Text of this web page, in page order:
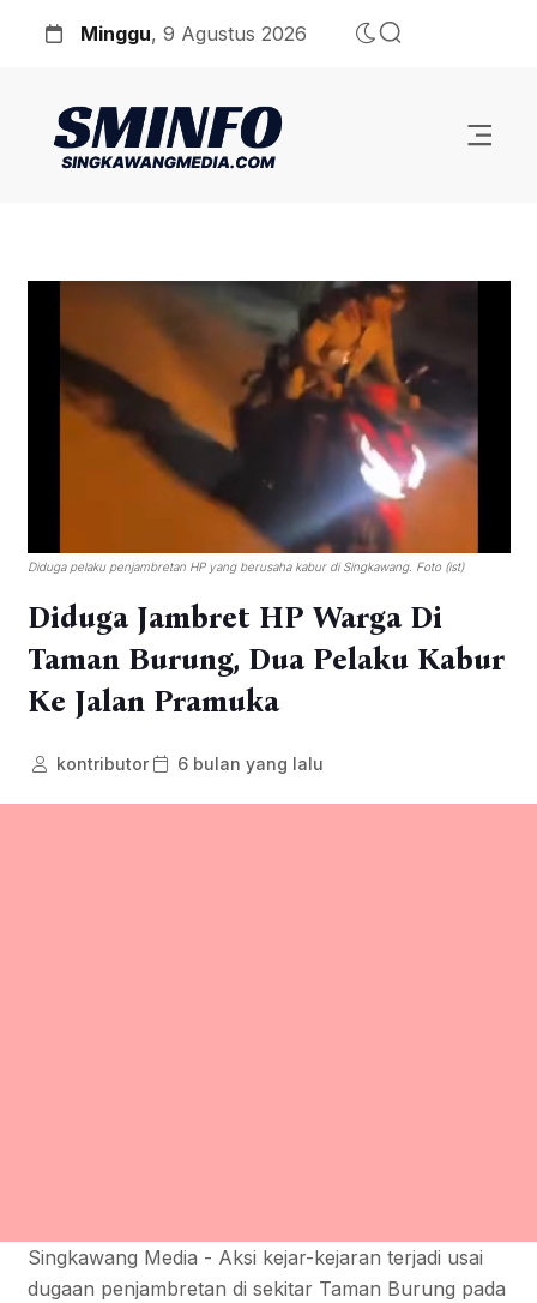
Minggu, 9 Agustus 2026
Diduga pelaku penjambretan HP yang berusaha kabur di Singkawang. Foto (ist)
Diduga Jambret HP Warga Di
Taman Burung, Dua Pelaku Kabur
Ke Jalan Pramuka
kontributor 6 bulan yang lalu
Singkawang Media - Aksi kejar-kejaran terjadi usai
dugaan penjambretan di sekitar Taman Burung pada